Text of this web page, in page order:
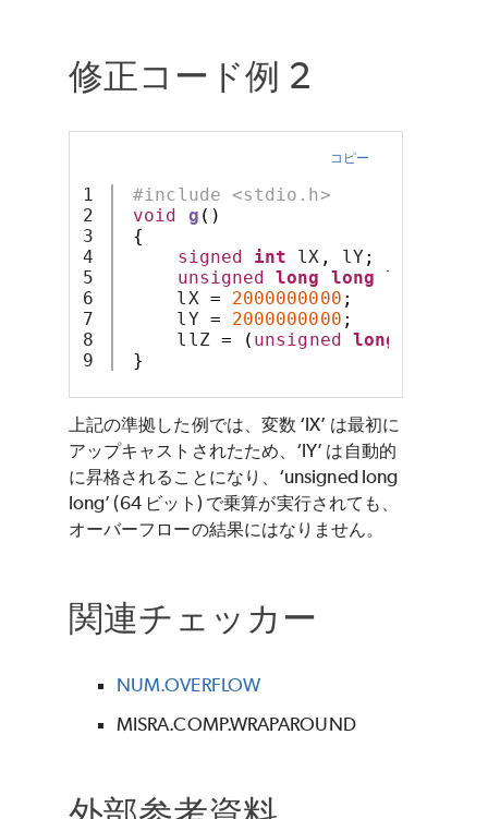
修正コード例 2
コピー
1
2
3
4
5
6
7
8
#include <stdio.h>
void
g ()
{
signed
int lX , lY ;
unsigned long long llZ
lX = 2000000000 ;
lY = 2000000000 ;
llZ = ( unsigned long
}
上記の準拠した例では、変数 ‘lX’ は最初に
アップキャストされたため、‘lY’ は自動的
に昇格されることになり、‘unsigned long
long’ (64 ビット) で乗算が実行されても、
オーバーフローの結果にはなりません。
関連チェッカー
NUM.OVERFLOW
MISRA.COMP.WRAPAROUND